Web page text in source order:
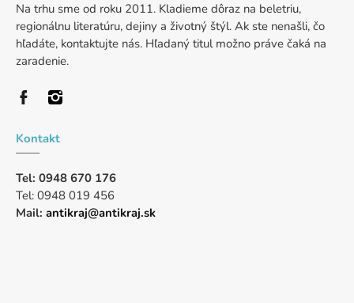
Na trhu sme od roku 2011. Kladieme dôraz na beletriu,
regionálnu literatúru, dejiny a životný štýl. Ak ste nenašli, čo
hľadáte, kontaktujte nás. Hľadaný titul možno práve čaká na
zaradenie.
Kontakt
Tel: 0948 670 176
Tel: 0948 019 456
Mail: antikraj@antikraj.sk